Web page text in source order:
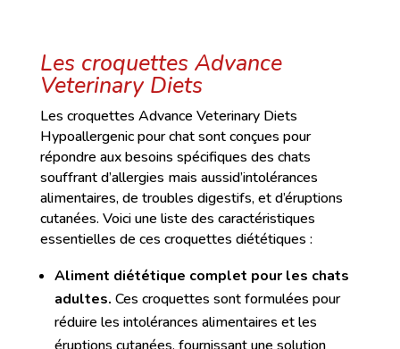
Les croquettes Advance
Veterinary Diets
Les croquettes Advance Veterinary Diets
Hypoallergenic pour chat sont conçues pour
répondre aux besoins spécifiques des chats
souffrant d’allergies mais aussid’intolérances
alimentaires, de troubles digestifs, et d’éruptions
cutanées. Voici une liste des caractéristiques
essentielles de ces croquettes diététiques :
Aliment diététique complet pour les chats
adultes. Ces croquettes sont formulées pour
réduire les intolérances alimentaires et les